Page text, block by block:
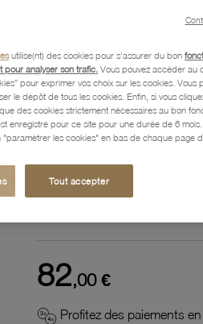
Description
Caractéristiques détaillées
82,00 €
Profitez des paiements
utilise(nt) des cookies pour s'assurer du bon
pour analyser son trafic. Vous pouvez accéder au
pour exprimer vos choix sur les cookies. Vous
le dépôt de tous les cookies. Enfin, si vous
des cookies strictement nécessaires au bon
enregistré pour ce site pour une durée de 6
les cookies" en bas de chaque page
Tout accepter